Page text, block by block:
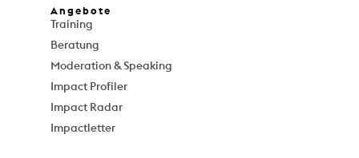
Angebote
Training
Beratung
Moderation & Speaking
Impact Profiler
Impact Radar
Impactletter